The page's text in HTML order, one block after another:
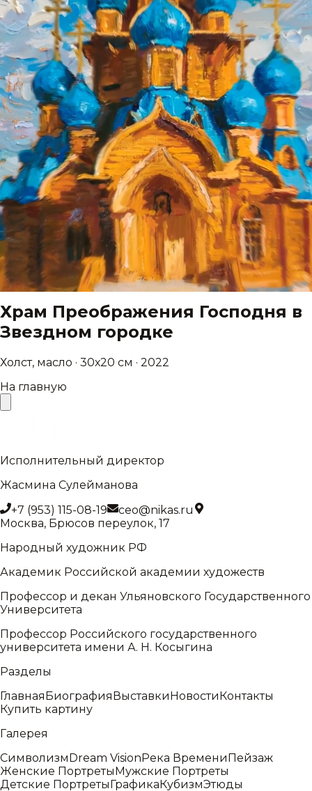
Храм Преображения Господня в
Звездном городке
Холст, масло · 30х20 см · 2022
На главную
Исполнительный директор
Жасмина Сулейманова
+7 (953) 115-08-19
ceo@nikas.ru
Москва, Брюсов переулок, 17
Народный художник РФ
Академик Российской академии художеств
Профессор и декан Ульяновского Государственного
Университета
Профессор Российского государственного
университета имени А. Н. Косыгина
Разделы
ГлавнаяБиографияВыставкиНовостиКонтакты
Купить картину
Галерея
СимволизмDream VisionРека ВремениПейзаж
Женские ПортретыМужские Портреты
Детские ПортретыГрафикаКубизмЭтюды